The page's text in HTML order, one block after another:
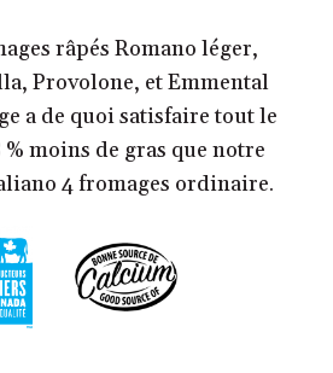
râpés Romano léger,
Provolone, et Emmental
a de quoi satisfaire tout le
moins de gras que notre
4 fromages ordinaire.